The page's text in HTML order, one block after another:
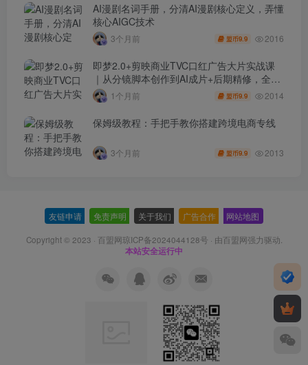
AI漫剧名词手册，分清AI漫剧核心定义，弄懂
核心AIGC技术
3个月前 盟币9.9 2016
即梦2.0+剪映商业TVC口红广告大片实战课
｜从分镜脚本创作到AI成片+后期精修，全流
程打造品牌级产品广告
1个月前 盟币9.9 2014
保姆级教程：手把手教你搭建跨境电商专线
3个月前 盟币9.9 2013
友链申请 免责声明 关于我们 广告合作 网站地图
Copyright © 2023 · 百盟网琼ICP备2024044128号 · 由百盟网强力驱动.
本站安全运行中